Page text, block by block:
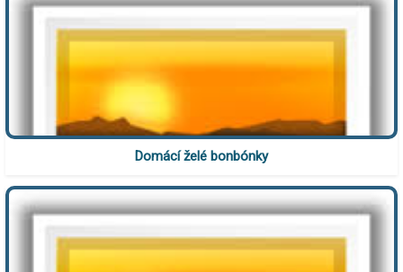
Domácí želé bonbónky